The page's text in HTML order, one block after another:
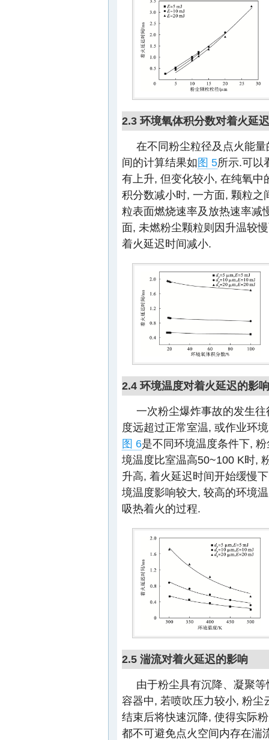
2.3 环境氧体积分数对着火延
在不同粉尘粒径及点火能
间的计算结果如图 5所示.可以
有上升, 但变化较小, 在纯氧
积分数减小时, 一方面, 颗粒
粒表面燃烧速率及放热速率减
面, 未燃粉尘颗粒则因升温较
着火延迟时间减小.
2.4 环境温度对着火延迟的影响
一次粉尘爆炸事故的发生
度远超过正常室温, 或作业环
图 6是不同环境温度条件下,
境温度比室温高50~100 K时,
升高, 着火延迟时间开始缓慢
境温度影响较大, 较高的环境
吸热着火的过程.
2.5 湍流对着火延迟的影响
由于粉尘具有沉降、凝聚
容器中, 若喷吹压力较小, 粉
结束后将快速沉降, 使得实际
都不可避免点火空间内存在湍